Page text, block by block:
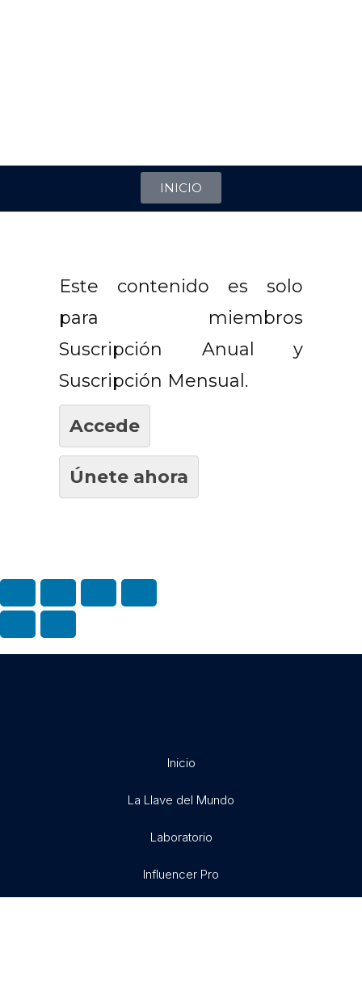
INICIO
Este contenido es solo
para miembros
Suscripción Anual y
Suscripción Mensual.
Accede
Únete ahora
Inicio
La Llave del Mundo
Laboratorio
Influencer Pro